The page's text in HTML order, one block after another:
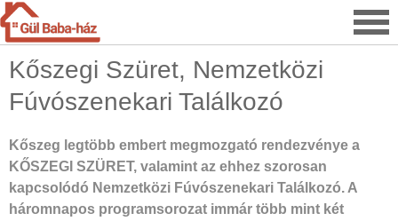
Kőszegi Szüret, Nemzetközi
Fúvószenekari Találkozó
Kőszeg legtöbb embert megmozgató rendezvénye a
KŐSZEGI SZÜRET, valamint az ehhez szorosan
kapcsolódó Nemzetközi Fúvószenekari Találkozó. A
háromnapos programsorozat immár több mint két